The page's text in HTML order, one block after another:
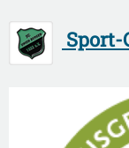
Sport-